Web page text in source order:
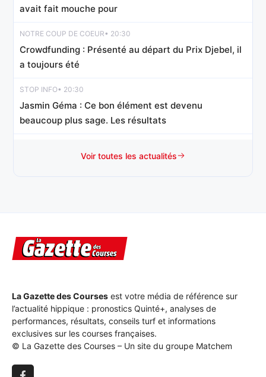
avait fait mouche pour
NOTRE COUP DE COEUR• 20:30
Crowdfunding : Présenté au départ du Prix Djebel, il
a toujours été
STOP INFO• 20:30
Jasmin Géma : Ce bon élément est devenu
beaucoup plus sage. Les résultats
Jocelyne : Cette fille de Prince Gédé ne court le plus
REPÉRÉ SUR LES PISTES• 19:00
NOTRE COUP DE COEUR• 19:00
Marilyn Monroe : Cette fille d’Earl Simon n’a plus
franchi le poteau en
STOP INFO
Voir toutes les actualités
La Gazette des Courses est votre média de référence sur
l’actualité hippique : pronostics Quinté+, analyses de
performances, résultats, conseils turf et informations
exclusives sur les courses françaises.
© La Gazette des Courses – Un site du groupe Matchem